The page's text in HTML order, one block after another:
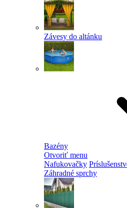
Závesy do altánku
Bazény
Otvoriť menu
Nafukovačky
Záhradné sprchy